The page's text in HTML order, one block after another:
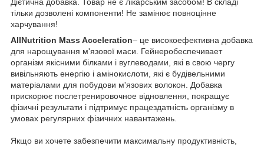
тільки дозволені компоненти! Не замінює повноцінне
харчування!
AllNutrition Mass Acceleration– це високоефективна добавка
для нарощування м'язової маси. Гейнеробеспечивает
організм якісними білками і вуглеводами, які в свою чергу
вивільняють енергію і амінокислоти, які є будівельними
матеріалами для побудови м'язових волокон. Добавка
прискорює послетренировочное відновлення, покращує
фізичні результати і підтримує працездатність організму в
умовах регулярних фізичних навантажень.
Якщо ви хочете забезпечити максимальну продуктивність,